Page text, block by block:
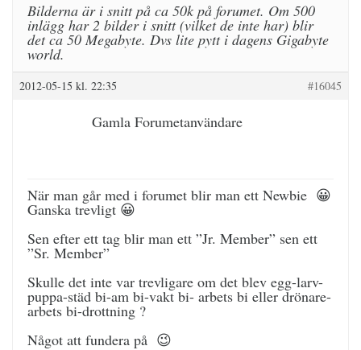
Bilderna är i snitt på ca 50k på forumet. Om 500
inlägg har 2 bilder i snitt (vilket de inte har) blir
det ca 50 Megabyte. Dvs lite pytt i dagens Gigabyte
world.
2012-05-15 kl. 22:35 #16045
Gamla Forumetanvändare
När man går med i forumet blir man ett Newbie 😀
Ganska trevligt 😀
Sen efter ett tag blir man ett ”Jr. Member” sen ett
”Sr. Member”
Skulle det inte var trevligare om det blev egg-larv-
puppa-städ bi-am bi-vakt bi- arbets bi eller drönare-
arbets bi-drottning ?
Något att fundera på 😉